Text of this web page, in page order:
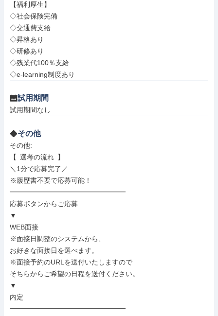
【福利厚生】
◇社会保険完備
◇交通費支給
◇昇格あり
◇研修あり
◇残業代100％支給
◇e-learning制度あり
試用期間
試用期間なし
その他
その他:
【 選考の流れ 】
＼1分で応募完了／
※履歴書不要で応募可能！
━━━━━━━━━━━━━━━━━
応募ボタンからご応募
▼
WEB面接
※面接日調整のシステムから、
お好きな面接日を選べます。
※面接予約のURLを送付いたしますので
そちらからご希望の日程を送付ください。
▼
内定
━━━━━━━━━━━━━━━━━